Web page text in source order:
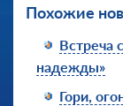
Похожие
Встреча
надежды»
Гори,